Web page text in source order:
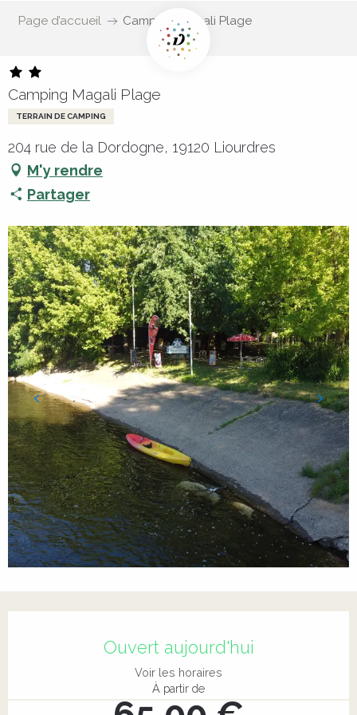
Page d’accueil Camping Magali Plage
Camping Magali Plage
TERRAIN DE CAMPING
204 rue de la Dordogne, 19120 Liourdres
M'y rendre
Partager
Ouvert aujourd'hui
Voir les horaires
À partir de